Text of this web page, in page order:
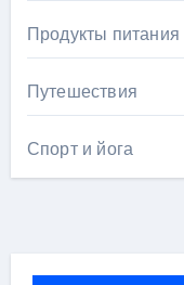
Продукты питания
Путешествия
Спорт и йога